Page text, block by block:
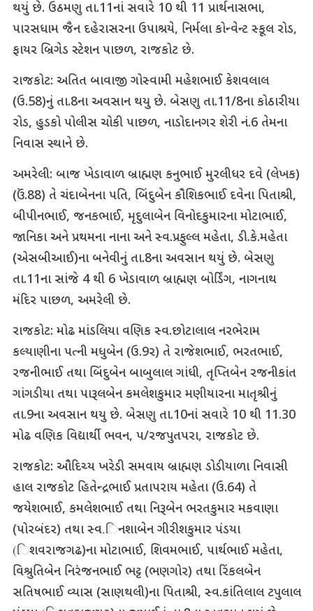
થયું છે. ઉઠમણુ તા.11નાં સવારે 10 થી 11 પ્રાર્થનાસભા,
પારસધામ જૈન દહેરાસરના ઉપાશ્રયે, નિર્મલા કોન્વેન્ટ સ્કૂલ રોડ,
ફાયર બ્રિગેડ સ્ટેશન પાછળ, રાજકોટ છે.
રાજકોટ: અતિત બાવાજી ગોસ્વામી મહેશભાઈ કેશવલાલ
(ઉ.58)નું તા.8ના અવસાન થયુ છે. બેસણુ તા.11/8ના કોઠારીયા
રોડ, હુડકો પોલીસ ચોકી પાછળ, નાડોદાનગર શેરી નં.6 તેમના
નિવાસ સ્થાને છે.
અમરેલી: બાજ ખેડાવાળ બ્રાહ્મણ કનુભાઈ મુરલીધર દવે (લેખક)
(ઉં.88) તે ચંદાબેનના પતિ, બિંદુબેન કૌશિકભાઈ દવેના પિતાશ્રી,
બીપીનભાઈ, જનકભાઈ, મૃદુલાબેન વિનોદકુમારના મોટાભાઈ,
જાનિકા અને પ્રથમના નાના અને સ્વ.પ્રફુલ્લ મહેતા, ડી.કે.મહેતા
(એસબીઆઈ)ના બનેવીનું તા.8ના અવસાન થયું છે. બેસણુ
તા.11ના સાંજે 4 થી 6 ખેડાવાળ બ્રાહ્મણ બોર્ડિંગ, નાગનાથ
મંદિર પાછળ, અમરેલી છે.
રાજકોટ: મોઢ માંડલિયા વણિક સ્વ.છોટાલાલ નરભેરામ
કલ્યાણીના પત્ની મધુબેન (ઉ.9ર) તે રાજેશભાઈ, ભરતભાઈ,
રજનીભાઈ તથા બિંદુબેન બાબુલાલ ગાંધી, તૃપ્તિબેન રજનીકાંત
ગાંગડીયા તથા પારૂલબેન કમલેશકુમાર મણીયારના માતૃશ્રીનું
તા.9ના અવસાન થયુ છે. બેસણુ તા.10નાં સવારે 10 થી 11.30
મોઢ વણિક વિદ્યાર્થી ભવન, પ/રજપુતપરા, રાજકોટ છે.
રાજકોટ: ઔદિચ્ય ખરેડી સમવાય બ્રાહ્મણ ડોડીયાળા નિવાસી
હાલ રાજકોટ હિતેન્દ્રભાઈ પ્રતાપરાય મહેતા (ઉ.64) તે
જયેશભાઈ, કમલેશભાઈ તથા નિરૂબેન ભરતકુમાર મકવાણા
(પોરબંદર) તથા સ્વ.િનશાબેન ગીરીશકુમાર પંડયા
(િશવરાજગઢ)ના મોટાભાઈ, શિવમભાઈ, પાર્થભાઈ મહેતા,
વિશ્રુતિબેન નિરંજનભાઈ ભટ્ટ (ભણગોર) તથા રિંકલબેન
સતિષભાઈ વ્યાસ (સાણથલી)ના પિતાશ્રી, સ્વ.કાંતિલાલ ટપુલાલ